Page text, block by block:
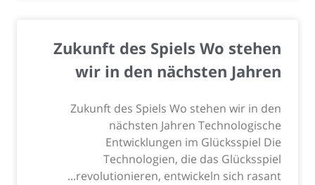
Zukunft des Spiels Wo stehen
wir in den nächsten Jahren
Zukunft des Spiels Wo stehen wir in den
nächsten Jahren Technologische
Entwicklungen im Glücksspiel Die
Technologien, die das Glücksspiel
revolutionieren, entwickeln sich rasant...